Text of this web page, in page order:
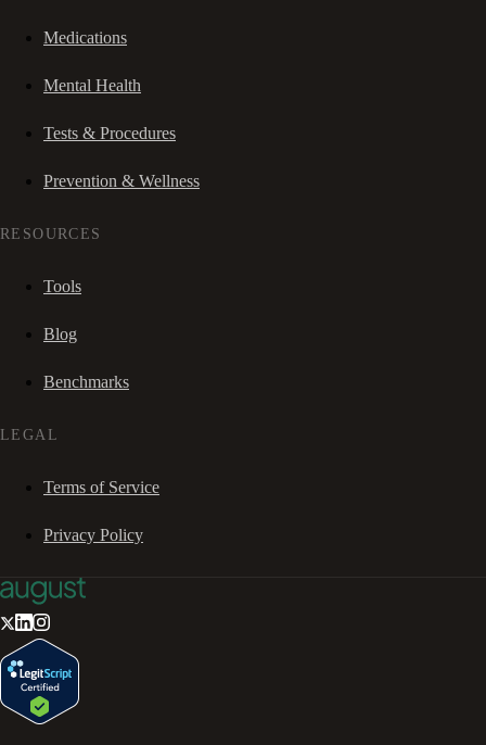
Medications
Mental Health
Tests & Procedures
Prevention & Wellness
RESOURCES
Tools
Blog
Benchmarks
LEGAL
Terms of Service
Privacy Policy